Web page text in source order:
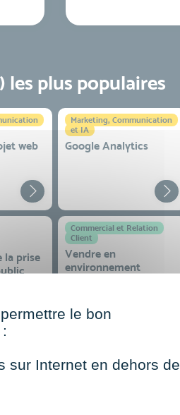
plus populaires
web
Marketing, Communication
et IA
Google Analytics
la prise
Commercial et Relation
Client
Vendre en
environnement
le bon
sur Internet en dehors de